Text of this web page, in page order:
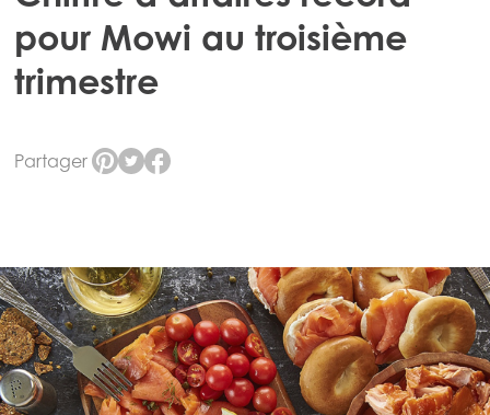
pour Mowi au troisième
trimestre
Partager